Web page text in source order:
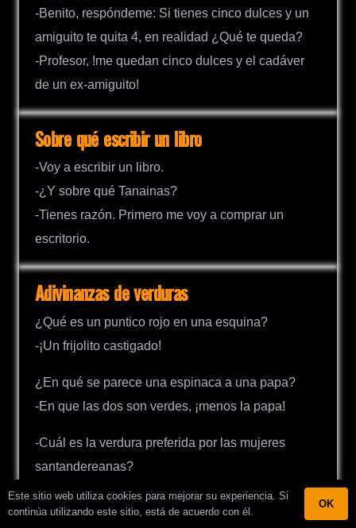
-Benito, respóndeme: Si tienes cinco dulces y un
amiguito te quita 4, en realidad ¿Qué te queda?
-Profesor, !me quedan cinco dulces y el cadáver
de un ex-amiguito!
Sobre qué escribir un libro
-Voy a escribir un libro.
-¿Y sobre qué Tanainas?
-Tienes razón. Primero me voy a comprar un
escritorio.
Adivinanzas de verduras
¿Qué es un puntico rojo en una esquina?
-¡Un frijolito castigado!
¿En qué se parece una espinaca a una papa?
-En que las dos son verdes, ¡menos la papa!
-Cuál es la verdura preferida por las mujeres
santandereanas?
-La «Ruda»
Este sitio web utiliza cookies para mejorar su experiencia. Si
continúa utilizando este sitio, está de acuerdo con él.
OK